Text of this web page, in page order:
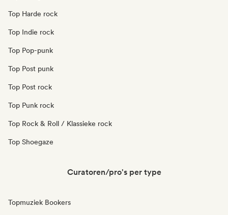
Top Harde rock
Top Indie rock
Top Pop-punk
Top Post punk
Top Post rock
Top Punk rock
Top Rock & Roll / Klassieke rock
Top Shoegaze
Curatoren/pro's per type
Topmuziek Bookers